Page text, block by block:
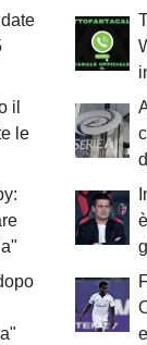
il
le